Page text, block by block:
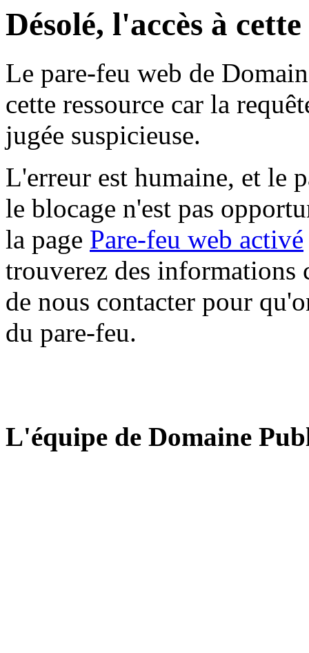
Désolé, l'accès à
Le pare-feu web de
cette ressource car la
jugée suspicieuse.
L'erreur est humaine, et le
le blocage n'est pas
la page Pare-feu web activé
trouverez des informations
de nous contacter pour
du pare-feu.
L'équipe de Domaine